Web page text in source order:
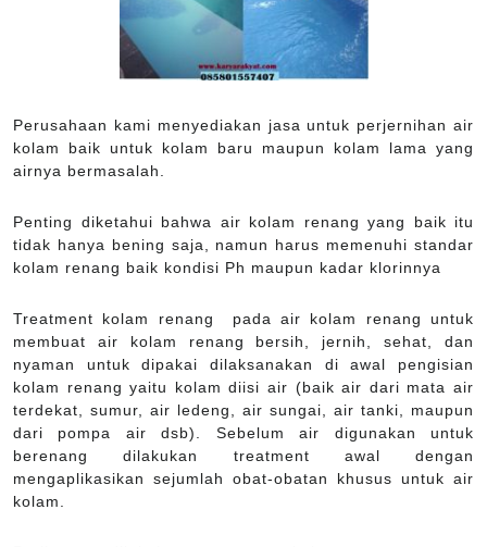
Perusahaan kami menyediakan jasa untuk perjernihan air
kolam baik untuk kolam baru maupun kolam lama yang
airnya bermasalah.
Penting diketahui bahwa air kolam renang yang baik itu
tidak hanya bening saja, namun harus memenuhi standar
kolam renang baik kondisi Ph maupun kadar klorinnya
Treatment kolam renang pada air kolam renang untuk
membuat air kolam renang bersih, jernih, sehat, dan
nyaman untuk dipakai dilaksanakan di awal pengisian
kolam renang yaitu kolam diisi air (baik air dari mata air
terdekat, sumur, air ledeng, air sungai, air tanki, maupun
dari pompa air dsb). Sebelum air digunakan untuk
berenang dilakukan treatment awal dengan
mengaplikasikan sejumlah obat-obatan khusus untuk air
kolam.